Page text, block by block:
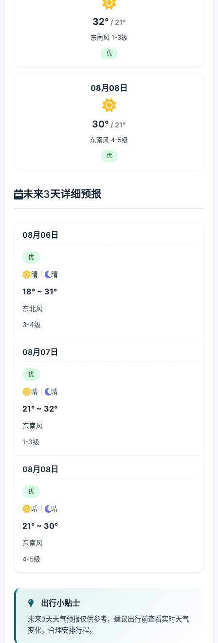
32° / 21°
东南风 1-3级
优
08月08日
30° / 21°
东南风 4-5级
优
未来3天详细预报
08月06日
优
晴 晴
18° ~ 31°
东北风
3-4级
08月07日
优
晴 晴
21° ~ 32°
东南风
1-3级
08月08日
优
晴 晴
21° ~ 30°
东南风
4-5级
出行小贴士
未来3天天气预报仅供参考，建议出行前查看实时天气
变化，合理安排行程。